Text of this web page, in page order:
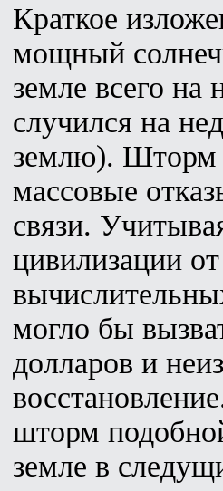
Краткое
мощный
земле всего
случился на
землю). Шторм
массовые
связи.
цивилизации
могло бы
долларов и
шторм
земле в